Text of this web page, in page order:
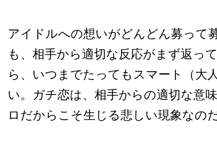
アイドルへの想いがどんどん募って
も、相手から適切な反応がまず返っ
ら、いつまでたってもスマート（大
い。ガチ恋は、相手からの適切な意
ロだからこそ生じる悲しい現象なの